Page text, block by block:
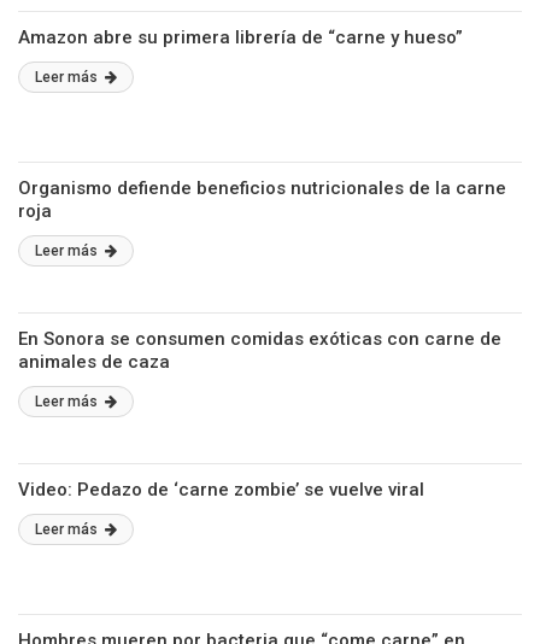
Amazon abre su primera librería de “carne y hueso”
Leer más
Organismo defiende beneficios nutricionales de la carne
roja
Leer más
En Sonora se consumen comidas exóticas con carne de
animales de caza
Leer más
Video: Pedazo de ‘carne zombie’ se vuelve viral
Leer más